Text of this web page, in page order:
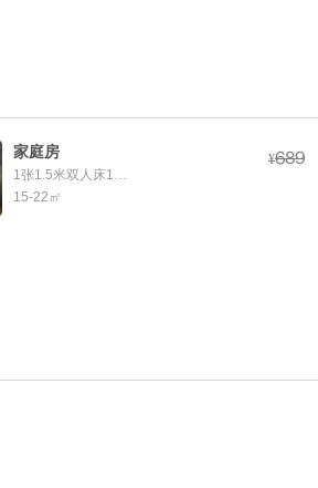
家庭房
1张1.5米双人床1张1.2米单人床
15-22㎡
¥